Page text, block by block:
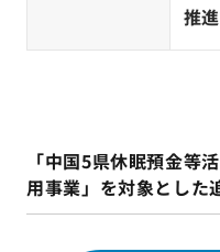
推
「中国5県休眠預金等
用事業」を対象とした